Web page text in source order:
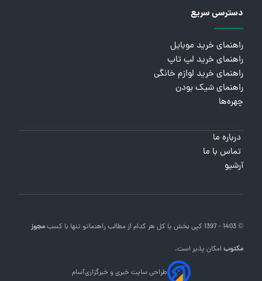
دسترسی سریع
راهنمای خرید موبایل
راهنمای خرید لپ تاپ
راهنمای خرید لوازم خانگی
راهنمای شیک بودن
چهره‌ها
درباره ما
تماس با ما
آرشیو
© 1403 - 1397 کپی بخش یا کل هر کدام از مطالب راهنماتو تنها با کسبمجوز
مکتوبامکان پذیر است.
طراحی سایت خبری و خبرگزاریآسام